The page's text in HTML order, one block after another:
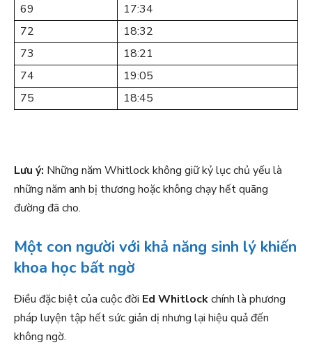
69
17:34
72
18:32
73
18:21
74
19:05
75
18:45
Lưu ý: Những năm Whitlock không giữ kỷ lục chủ yếu là
những năm anh bị thương hoặc không chạy hết quãng
đường đã cho.
Một con người với khả năng sinh lý khiến
khoa học bất ngờ
Điều đặc biệt của cuộc đời Ed Whitlockchính là phương
pháp luyện tập hết sức giản dị nhưng lại hiệu quả đến
không ngờ.